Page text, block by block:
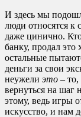
И здесь мы
люди относятся к
даже цинично.
банку, продал это
остальные
деньги за свои
неужели это – то,
вернуться на шаг
этому, ведь игры
искусство, и нам